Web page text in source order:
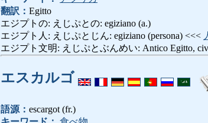
翻訳： Egitto
エジプトの: えじぷとの: egiziano (a.)
エジプト人: えじぷとじん: egiziano (persona) <<<
エジプト文明: えじぷとぶんめい: Antico Egitto,
エスカルゴ
語源： escargot (fr.)